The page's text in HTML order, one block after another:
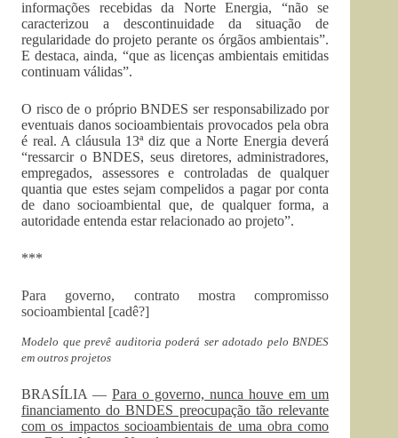
informações recebidas da Norte Energia, “não se
caracterizou a descontinuidade da situação de
regularidade do projeto perante os órgãos ambientais”.
E destaca, ainda, “que as licenças ambientais emitidas
continuam válidas”.
O risco de o próprio BNDES ser responsabilizado por
eventuais danos socioambientais provocados pela obra
é real. A cláusula 13ª diz que a Norte Energia deverá
“ressarcir o BNDES, seus diretores, administradores,
empregados, assessores e controladas de qualquer
quantia que estes sejam compelidos a pagar por conta
de dano socioambiental que, de qualquer forma, a
autoridade entenda estar relacionado ao projeto”.
***
Para governo, contrato mostra compromisso
socioambiental [cadê?]
Modelo que prevê auditoria poderá ser adotado pelo BNDES
em outros projetos
BRASÍLIA —Para o governo, nunca houve em um
financiamento do BNDES preocupação tão relevante
com os impactos socioambientais de uma obra como